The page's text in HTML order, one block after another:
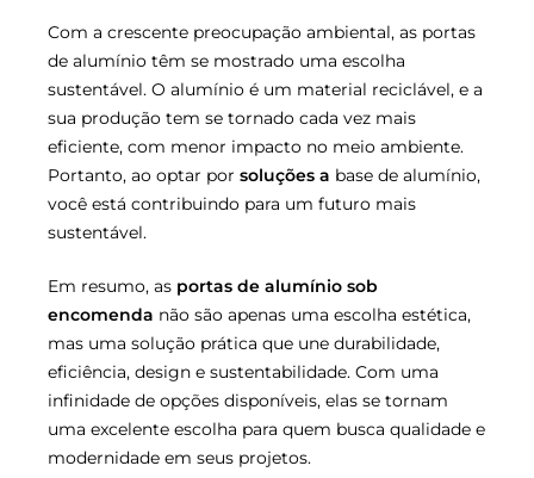
Com a crescente preocupação ambiental, as portas
de alumínio têm se mostrado uma escolha
sustentável. O alumínio é um material reciclável, e a
sua produção tem se tornado cada vez mais
eficiente, com menor impacto no meio ambiente.
Portanto, ao optar por soluções a base de alumínio,
você está contribuindo para um futuro mais
sustentável.
Em resumo, as portas de alumínio sob
encomenda não são apenas uma escolha estética,
mas uma solução prática que une durabilidade,
eficiência, design e sustentabilidade. Com uma
infinidade de opções disponíveis, elas se tornam
uma excelente escolha para quem busca qualidade e
modernidade em seus projetos.